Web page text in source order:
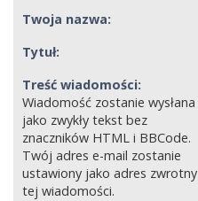
Twoja nazwa:
Tytuł:
Treść wiadomości:
Wiadomość zostanie wysłana
jako zwykły tekst bez
znaczników HTML i BBCode.
Twój adres e-mail zostanie
ustawiony jako adres zwrotny
tej wiadomości.